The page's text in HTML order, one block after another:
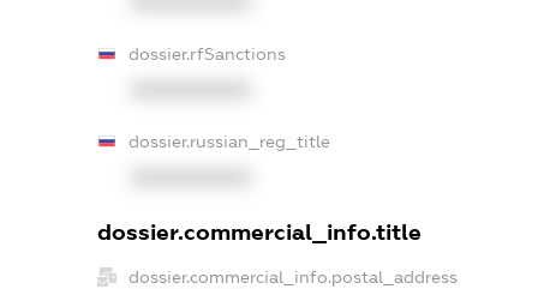
dossier.rfSanctions
dossier.russian_reg_title
dossier.commercial_info.title
dossier.commercial_info.postal_address